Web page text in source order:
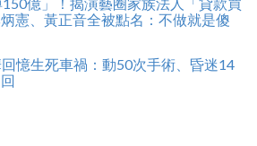
億」！揭演藝圈家族法人「貸款買
憲、黃正音全被點名：不做就是傻
回憶生死車禍：動50次手術、昏迷14